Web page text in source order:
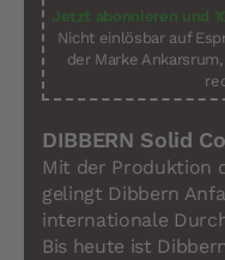
Jetzt abonnieren und
Nicht einlösbar auf
der Marke
DIBBERN Solid
Mit der Produktion
gelingt Dibbern
internationale
Bis heute ist